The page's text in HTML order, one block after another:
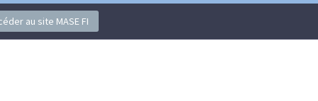
au site MASE FI